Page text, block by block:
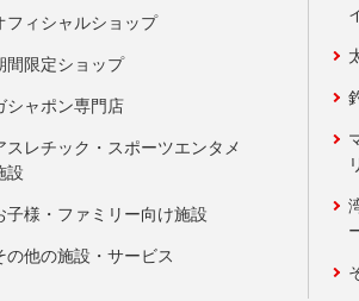
フィシャルショップ
間限定ショップ
シャポン専門店
スレチック・スポーツエンタメ
設
子様・ファミリー向け施設
の他の施設・サービス